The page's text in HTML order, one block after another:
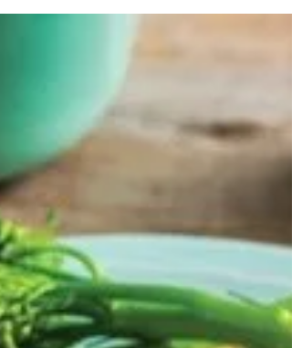
烹調時間: ★★★☆☆ 烹調難度: ★★★☆☆ 材料 4
隻龍蝦尾 (約12安士龍蝦肉) 1杯自家製麵包糠 2湯
巴馬臣芝士 鹽和胡椒粉適量 3湯匙無鹽牛油 2湯匙
中筋麵粉 1湯匙干邑白蘭地 2杯全脂牛奶 2杯陳年
車打芝士 1½ 杯康堤芝士 (Comte)，刨絲 ½...